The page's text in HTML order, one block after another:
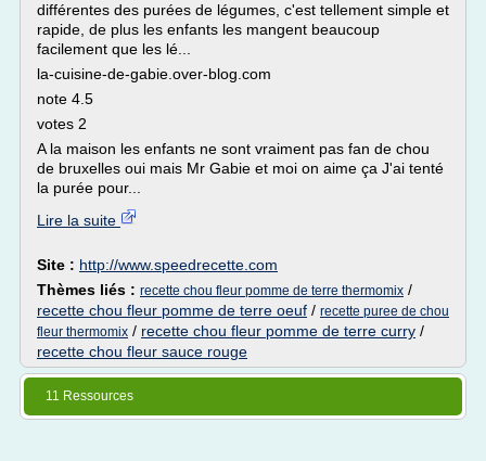
différentes des purées de légumes, c'est tellement simple et
rapide, de plus les enfants les mangent beaucoup
facilement que les lé...
la-cuisine-de-gabie.over-blog.com
note 4.5
votes 2
A la maison les enfants ne sont vraiment pas fan de chou
de bruxelles oui mais Mr Gabie et moi on aime ça J'ai tenté
la purée pour...
Lire la suite
Site : http://www.speedrecette.com
Thèmes liés : recette chou fleur pomme de terre thermomix /
recette chou fleur pomme de terre oeuf / recette puree de chou
fleur thermomix / recette chou fleur pomme de terre curry /
recette chou fleur sauce rouge
11 Ressources